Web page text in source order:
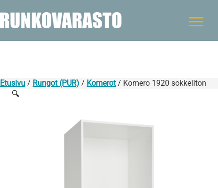
Etusivu / Rungot (PUR) / Komerot/ Komero 1920 sokkeliton
🔍